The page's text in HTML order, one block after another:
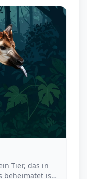
Tier, das in
beheimatet ist